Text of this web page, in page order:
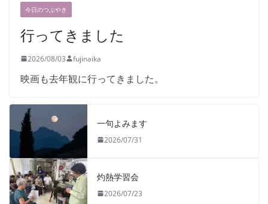
今日のつぶやき
行ってきました
2026/08/03 fujinaika
映画も去年観に行ってきました。
一句よみます
2026/07/31
灼熱学習会
2026/07/23